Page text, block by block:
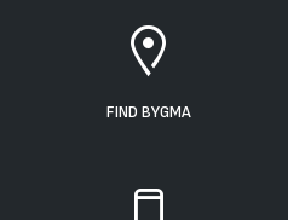
FIND BYGMA